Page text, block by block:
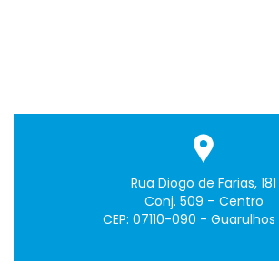
Rua Diogo de Farias, 181
Conj. 509 – Centro
CEP: 07110-090 - Guarulhos